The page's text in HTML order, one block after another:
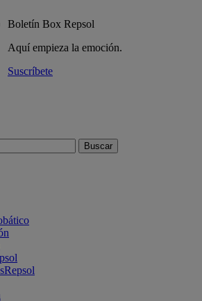
Boletín Box Repsol
Aquí empieza la emoción.
Suscríbete